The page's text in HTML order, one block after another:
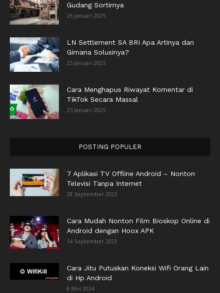
Gudang Sortirnya
26 Januari 2025
LN Settlement SA BRI Apa Artinya dan
Gimana Solusinya?
25 Januari 2025
Cara Menghapus Riwayat Komentar di
TikTok Secara Massal
25 Januari 2025
POSTING POPULER
7 Aplikasi TV Offline Android – Nonton
Televisi Tanpa Internet
28 September 2023
Cara Mudah Nonton Film Bioskop Online di
Android dengan Hoox APK
14 September 2023
Cara Jitu Putuskan Koneksi Wifi Orang Lain
di Hp Android
8 Mei 2024